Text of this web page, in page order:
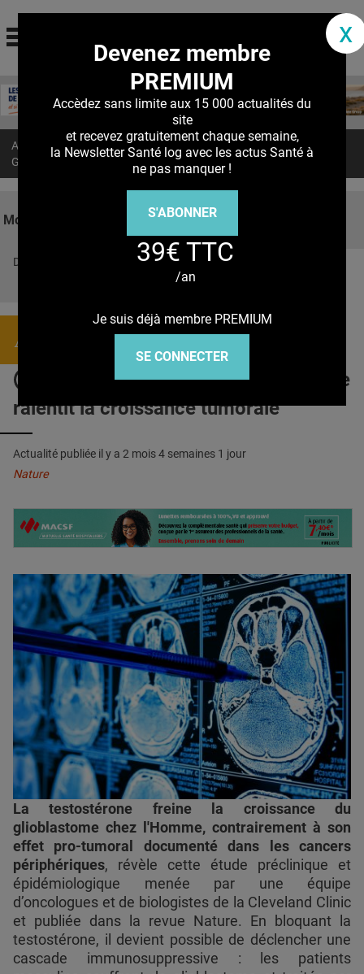
Jump to navigation
La communauté des professionnels de santé
MON COMPTE
S'ABONNER À LA REVUE SOIN À DOMICILE
DOSSIERS
L'APP
QUI SOMMES-NOUS ?
PUBLICITÉ
CONDITIONS GÉNÉRALES
CONTACT
Accueil > Actualités
GLIOBLASTOME : La testostérone ralentit la croissance tumorale
Mots clés
Découvrez nos réseaux sociaux
Youbute
Actualités
GLIOBLASTOME : La testostérone
ralentit la croissance tumorale
Actualité publiée il y a 2 mois 4 semaines 1 jour
Nature
La testostérone freine la croissance du
glioblastome chez l'Homme, contrairement à son
effet pro-tumoral documenté dans les cancers
périphériques, révèle cette étude préclinique et
épidémiologique menée par une équipe
d’oncologues et de biologistes de la Cleveland Clinic
et publiée dans la revue Nature. En bloquant la
testostérone, il devient possible de déclencher une
cascade immunosuppressive : les patients
x
Devenez membre
PREMIUM
Accèdez sans limite aux 15 000 actualités du
site
et recevez gratuitement chaque semaine,
la Newsletter Santé log avec les actus Santé à
ne pas manquer !
S'ABONNER
39€ TTC
/an
Je suis déjà membre PREMIUM
SE CONNECTER